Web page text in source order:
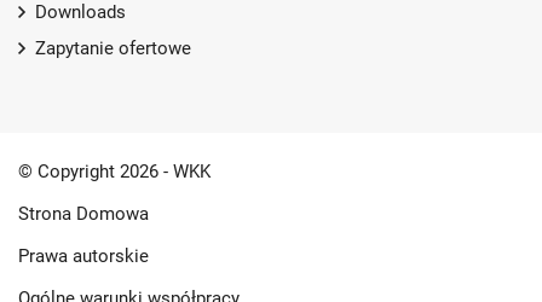
Downloads
Zapytanie ofertowe
© Copyright 2026 - WKK
Strona Domowa
Prawa autorskie